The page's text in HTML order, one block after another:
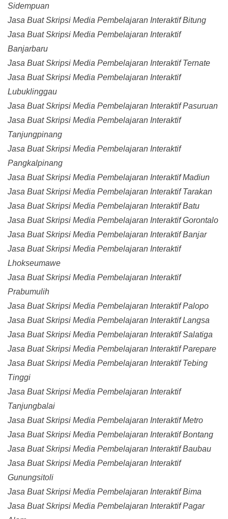
Sidempuan
Jasa Buat Skripsi Media Pembelajaran Interaktif Bitung
Jasa Buat Skripsi Media Pembelajaran Interaktif
Banjarbaru
Jasa Buat Skripsi Media Pembelajaran Interaktif Ternate
Jasa Buat Skripsi Media Pembelajaran Interaktif
Lubuklinggau
Jasa Buat Skripsi Media Pembelajaran Interaktif Pasuruan
Jasa Buat Skripsi Media Pembelajaran Interaktif
Tanjungpinang
Jasa Buat Skripsi Media Pembelajaran Interaktif
Pangkalpinang
Jasa Buat Skripsi Media Pembelajaran Interaktif Madiun
Jasa Buat Skripsi Media Pembelajaran Interaktif Tarakan
Jasa Buat Skripsi Media Pembelajaran Interaktif Batu
Jasa Buat Skripsi Media Pembelajaran Interaktif Gorontalo
Jasa Buat Skripsi Media Pembelajaran Interaktif Banjar
Jasa Buat Skripsi Media Pembelajaran Interaktif
Lhokseumawe
Jasa Buat Skripsi Media Pembelajaran Interaktif
Prabumulih
Jasa Buat Skripsi Media Pembelajaran Interaktif Palopo
Jasa Buat Skripsi Media Pembelajaran Interaktif Langsa
Jasa Buat Skripsi Media Pembelajaran Interaktif Salatiga
Jasa Buat Skripsi Media Pembelajaran Interaktif Parepare
Jasa Buat Skripsi Media Pembelajaran Interaktif Tebing
Tinggi
Jasa Buat Skripsi Media Pembelajaran Interaktif
Tanjungbalai
Jasa Buat Skripsi Media Pembelajaran Interaktif Metro
Jasa Buat Skripsi Media Pembelajaran Interaktif Bontang
Jasa Buat Skripsi Media Pembelajaran Interaktif Baubau
Jasa Buat Skripsi Media Pembelajaran Interaktif
Gunungsitoli
Jasa Buat Skripsi Media Pembelajaran Interaktif Bima
Jasa Buat Skripsi Media Pembelajaran Interaktif Pagar